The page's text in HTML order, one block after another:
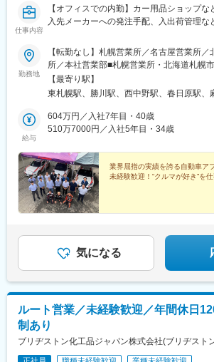
仕事内容
【オフィスでの内勤】カー用品ショップ
入先メーカーへの発注手配、入出荷管理な
勤務地
【転勤なし】札幌営業所／名古屋営業所
所／本社営業部■札幌営業所・北海道札幌
33■名古屋営業所・愛知県春日井市松新町
ザ勝川 3階 3号室■北陸営業所・富山県富
麻布十番1-8-2※マイカー通勤OK（名古屋営
ーン歓迎
【最寄り駅】
東札幌駅、勝川駅、西中野駅、春日原駅、
給与
604万円／入社7年目・40歳
510万7000円／入社5年目・34歳
業界屈指の実績を誇る自動車ア
未経験歓迎！“クルマが好き”を
気になる
ルート営業／未経験歓迎／年間休日
制あり
ブリヂストン化工品ジャパン株式会社(ブリヂスト
正社員 職種未経験歓迎 業種未経験歓迎